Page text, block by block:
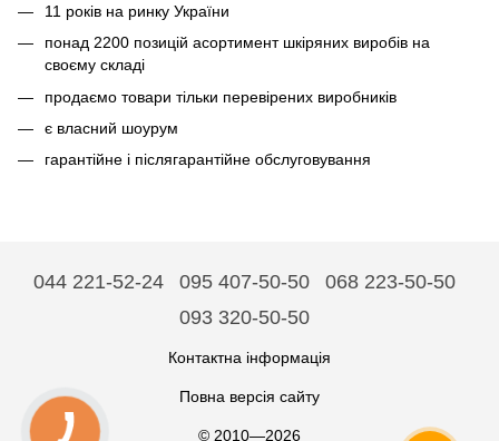
11 років на ринку України
понад 2200 позицій асортимент шкіряних виробів на
своєму складі
продаємо товари тільки перевірених виробників
є власний шоурум
гарантійне і післягарантійне обслуговування
044 221-52-24 095 407-50-50
068 223-50-50
093 320-50-50
Контактна інформація
Повна версія сайту
© 2010—2026